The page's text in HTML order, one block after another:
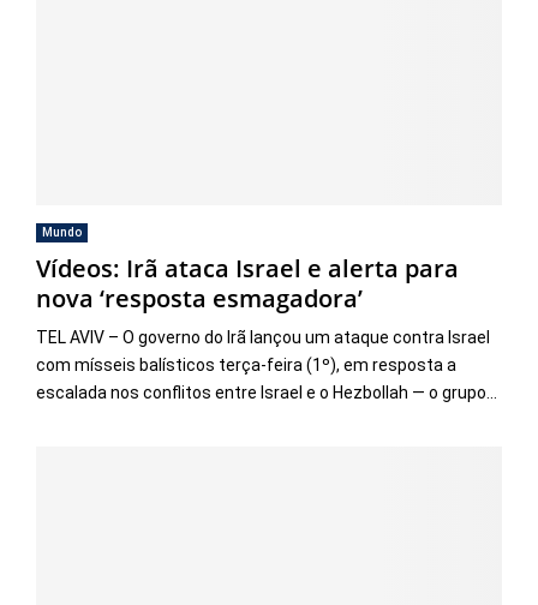
Mundo
Vídeos: Irã ataca Israel e alerta para
nova ‘resposta esmagadora’
TEL AVIV – O governo do Irã lançou um ataque contra Israel
com mísseis balísticos terça-feira (1º), em resposta a
escalada nos conflitos entre Israel e o Hezbollah — o grupo...